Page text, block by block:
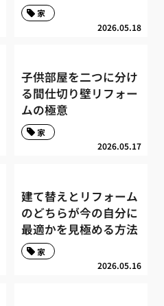
2026.05.18
家
子供部屋を二つに分け
る間仕切り壁リフォー
ムの極意
2026.05.17
家
建て替えとリフォーム
のどちらが今の自分に
最適かを見極める方法
2026.05.16
家